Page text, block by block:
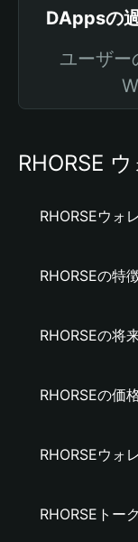
DAppsの
ユーザ
RHORSE
RHORSEウォ
RHORSEの特
RHORSEの将
RHORSEの価
RHORSEウォ
RHORSEトー